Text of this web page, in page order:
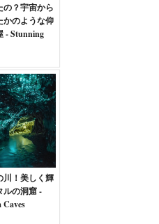
の？宇宙から
かのような仰
- Stunning
川！美しく輝
ルの洞窟 -